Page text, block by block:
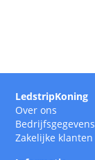
LedstripKoning
Over ons
Bedrijfsgegevens
Zakelijke klanten